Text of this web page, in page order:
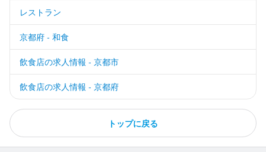
レストラン
京都府 - 和食
飲食店の求人情報 - 京都市
飲食店の求人情報 - 京都府
トップに戻る